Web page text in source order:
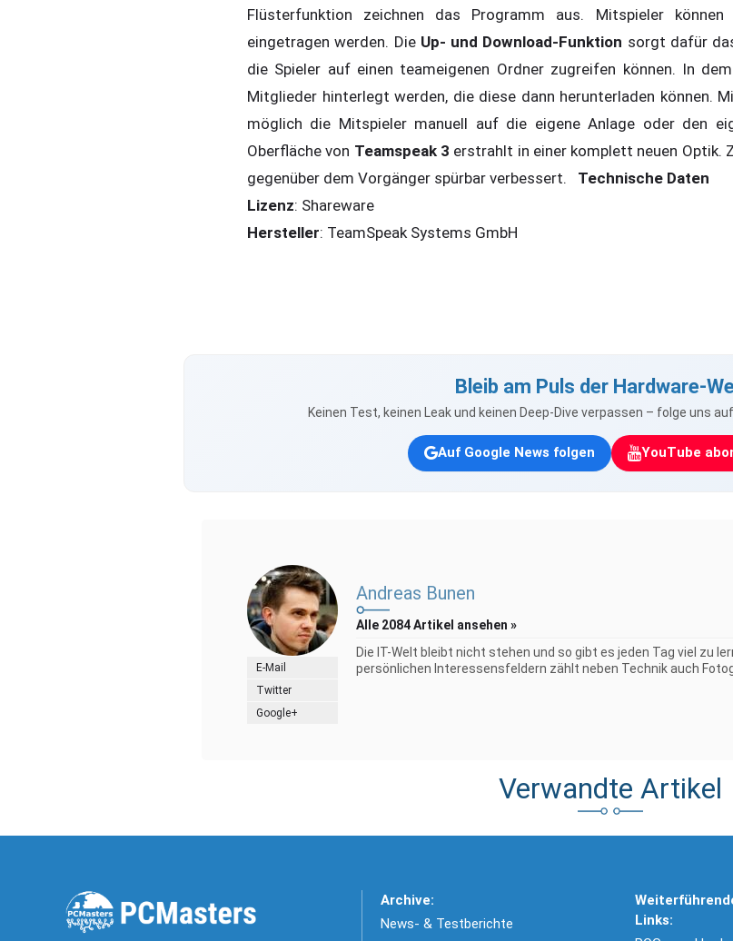
Flüsterfunktion zeichnen das Programm aus. Mitspieler
eingetragen werden. Die Up- und Download-Funktion sorgt dafür
die Spieler auf einen teameigenen Ordner zugreifen können. In
Mitglieder hinterlegt werden, die diese dann herunterladen können.
möglich die Mitspieler manuell auf die eigene Anlage oder den
Oberfläche von Teamspeak 3 erstrahlt in einer komplett neuen Optik.
gegenüber dem Vorgänger spürbar verbessert. Technische Daten
Lizenz: Shareware
Hersteller: TeamSpeak Systems GmbH
Bleib am Puls der Hardware-
Keinen Test, keinen Leak und keinen Deep-Dive verpassen – folge uns
Auf Google News folgen YouTube
E-Mail
Twitter
Google+
Andreas Bunen
Alle 2084 Artikel ansehen »
Die IT-Welt bleibt nicht stehen und so gibt es jeden Tag viel zu
persönlichen Interessensfeldern zählt neben Technik auch
Verwandte Artikel
Archive:
News- & Testberichte
Links: